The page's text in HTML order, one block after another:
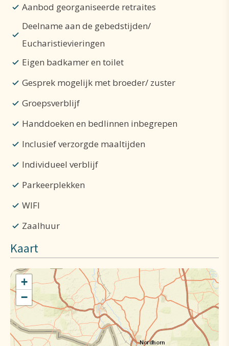
Aanbod georganiseerde retraites
Deelname aan de gebedstijden/
Eucharistievieringen
Eigen badkamer en toilet
Gesprek mogelijk met broeder/ zuster
Groepsverblijf
Handdoeken en bedlinnen inbegrepen
Inclusief verzorgde maaltijden
Individueel verblijf
Parkeerplekken
WIFI
Zaalhuur
Kaart
+
−